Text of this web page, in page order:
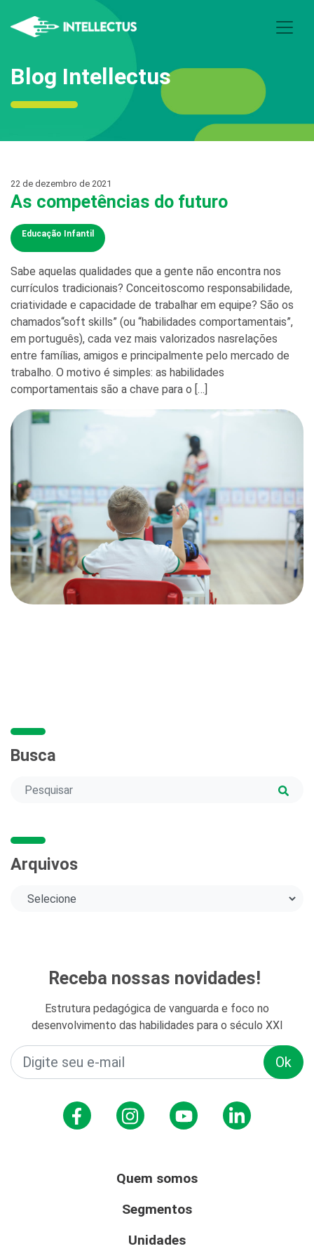
Blog Intellectus
22 de dezembro de 2021
As competências do futuro
Educação Infantil
Sabe aquelas qualidades que a gente não encontra nos
currículos tradicionais? Conceitoscomo responsabilidade,
criatividade e capacidade de trabalhar em equipe? São os
chamados“soft skills” (ou “habilidades comportamentais”,
em português), cada vez mais valorizados nasrelações
entre famílias, amigos e principalmente pelo mercado de
trabalho. O motivo é simples: as habilidades
comportamentais são a chave para o […]
Busca
Arquivos
Receba nossas novidades!
Estrutura pedagógica de vanguarda e foco no
desenvolvimento das habilidades para o século XXI
Ok
Quem somos
Segmentos
Unidades